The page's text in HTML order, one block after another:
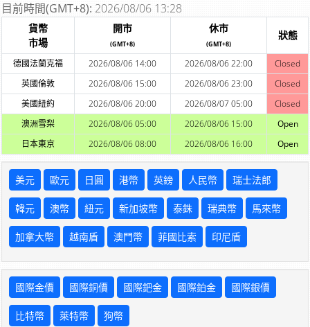
目前時間(GMT+8): 2026/08/06 13:28
貨幣
市場
開市
(GMT+8)
休市
(GMT+8)
狀態
德國法蘭克福 2026/08/06 14:00 2026/08/06 22:00
Closed
英國倫敦
2026/08/06 15:00 2026/08/06 23:00
Closed
美國紐約
2026/08/06 20:00 2026/08/07 05:00
Closed
澳洲雪梨
2026/08/06 05:00 2026/08/06 15:00
Open
日本東京
2026/08/06 08:00 2026/08/06 16:00 Open
美元 歐元 日圓 港幣 英鎊 人民幣 瑞士法郎
韓元 澳幣 紐元 新加坡幣 泰銖 瑞典幣 馬來幣
加拿大幣 越南盾 澳門幣 菲國比索 印尼盾
國際金價 國際銅價 國際鈀金 國際鉑金 國際銀價
比特幣 萊特幣 狗幣